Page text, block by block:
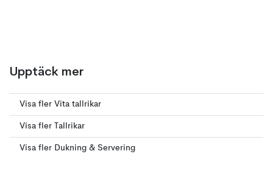
Upptäck mer
Visa fler Vita tallrikar
Visa fler Tallrikar
Visa fler Dukning & Servering